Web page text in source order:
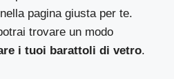
pagina giusta per te.
trovare un modo
i tuoi barattoli di vetro.